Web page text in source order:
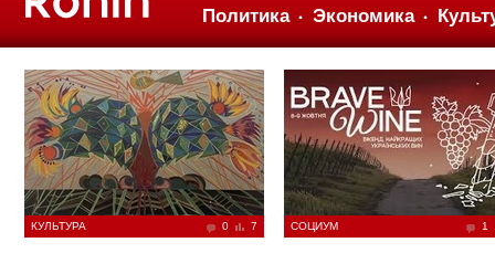
Политика Экономика
КУЛЬТУРА 0 7 СОЦИУМ 1